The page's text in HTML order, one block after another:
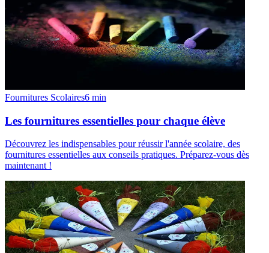
Fournitures Scolaires6 min
Les fournitures essentielles pour chaque élève
Découvrez les indispensables pour réussir l'année scolaire, des
fournitures essentielles aux conseils pratiques. Préparez-vous dès
maintenant !